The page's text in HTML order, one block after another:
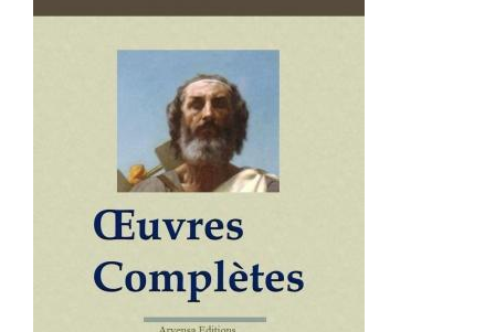
AJOUTER AU PANIER /